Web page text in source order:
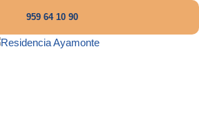
959 64 10 90